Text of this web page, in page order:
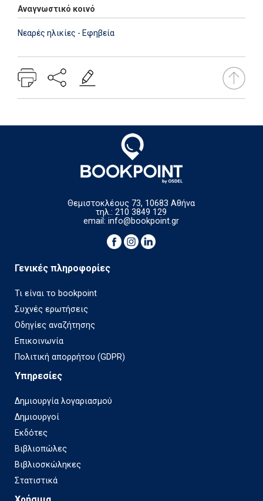
Αναγνωστικό κοινό
Νεαρές ηλικίες - Εφηβεία
Θεμιστοκλέους 73, 10683 Αθήνα
τηλ.: 210 3849 129
email:info@bookpoint.gr
Γενικές πληροφορίες
Τι είναι το bookpoint
Συχνές ερωτήσεις
Οδηγίες αναζήτησης
Επικοινωνία
Πολιτική απορρήτου (GDPR)
Υπηρεσίες
Δημιουργία λογαριασμού
Δημιουργοί
Εκδότες
Βιβλιοπώλες
Βιβλιοσκώληκες
Στατιστικά